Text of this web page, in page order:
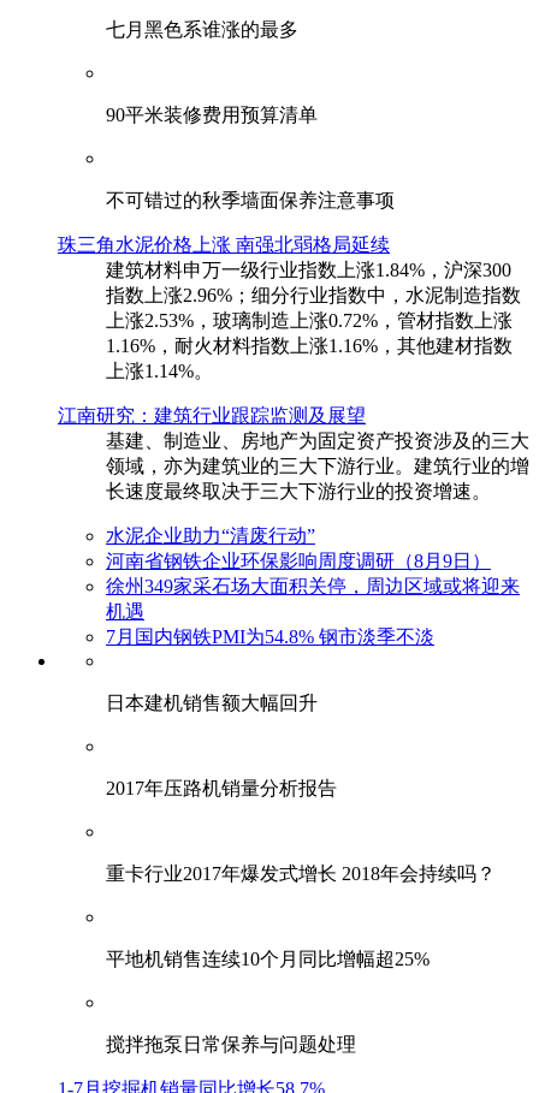
七月黑色系谁涨的最多
90平米装修费用预算清单
不可错过的秋季墙面保养注意事项
珠三角水泥价格上涨 南强北弱格局延续
建筑材料申万一级行业指数上涨1.84%，沪深300
指数上涨2.96%；细分行业指数中，水泥制造指数
上涨2.53%，玻璃制造上涨0.72%，管材指数上涨
1.16%，耐火材料指数上涨1.16%，其他建材指数
上涨1.14%。
江南研究：建筑行业跟踪监测及展望
基建、制造业、房地产为固定资产投资涉及的三大
领域，亦为建筑业的三大下游行业。建筑行业的增
长速度最终取决于三大下游行业的投资增速。
水泥企业助力“清废行动”
河南省钢铁企业环保影响周度调研（8月9日）
徐州349家采石场大面积关停，周边区域或将迎来
机遇
7月国内钢铁PMI为54.8% 钢市淡季不淡
日本建机销售额大幅回升
2017年压路机销量分析报告
重卡行业2017年爆发式增长 2018年会持续吗？
平地机销售连续10个月同比增幅超25%
搅拌拖泵日常保养与问题处理